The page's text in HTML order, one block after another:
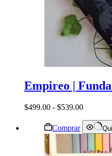
Empireo |
$499.00 - $539.00Rango
precios:
desde
$499.00
hasta
Comprar Este
producto
tiene
múltiples